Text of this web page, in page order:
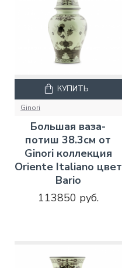
Ginori
Большая ваза-
потиш 38.3см от
Ginori коллекция
Oriente Italiano цвет
Bario
113850 руб.
КУПИТЬ